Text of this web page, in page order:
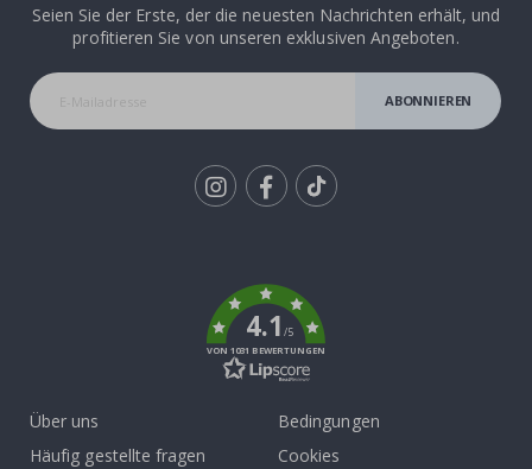
Seien Sie der Erste, der die neuesten Nachrichten erhält, und
profitieren Sie von unseren exklusiven Angeboten.
ABONNIEREN
4.1/5
VON 1031 BEWERTUNGEN
Über uns
Häufig gestellte fragen
Bedingungen
Cookies